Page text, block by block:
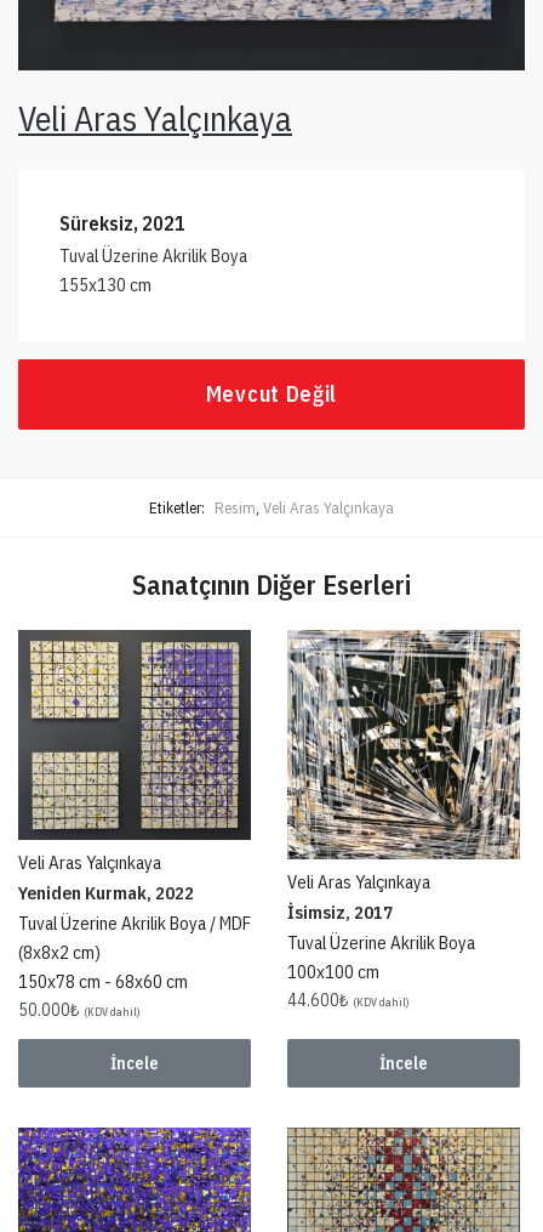
Veli Aras Yalçınkaya
Süreksiz, 2021
Tuval Üzerine Akrilik Boya
155x130 cm
Mevcut Değil
Etiketler: Resim, Veli Aras Yalçınkaya
Sanatçının Diğer Eserleri
Veli Aras Yalçınkaya
Yeniden Kurmak, 2022
Tuval Üzerine Akrilik Boya / MDF
(8x8x2 cm)
150x78 cm - 68x60 cm
50.000₺ (KDV dahil)
İncele
Veli Aras Yalçınkaya
İsimsiz, 2017
Tuval Üzerine Akrilik Boya
100x100 cm
44.600₺ (KDV dahil)
İncele